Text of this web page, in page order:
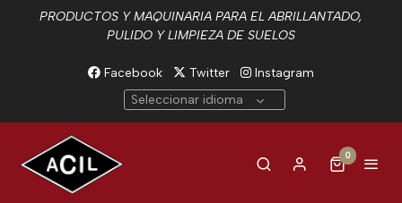
PRODUCTOS Y MAQUINARIA PARA EL ABRILLANTADO,
PULIDO Y LIMPIEZA DE SUELOS
Facebook Twitter
Instagram
Seleccionar idioma
0